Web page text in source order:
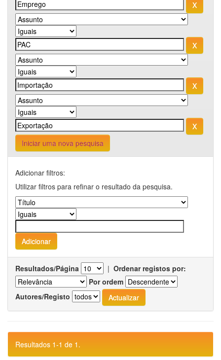
Iniciar uma nova pesquisa
Adicionar filtros:
Utilizar filtros para refinar o resultado da pesquisa.
Resultados/Página | Ordenar registos por:
Por ordem
Autores/Registo
Resultados 1-1 de 1.